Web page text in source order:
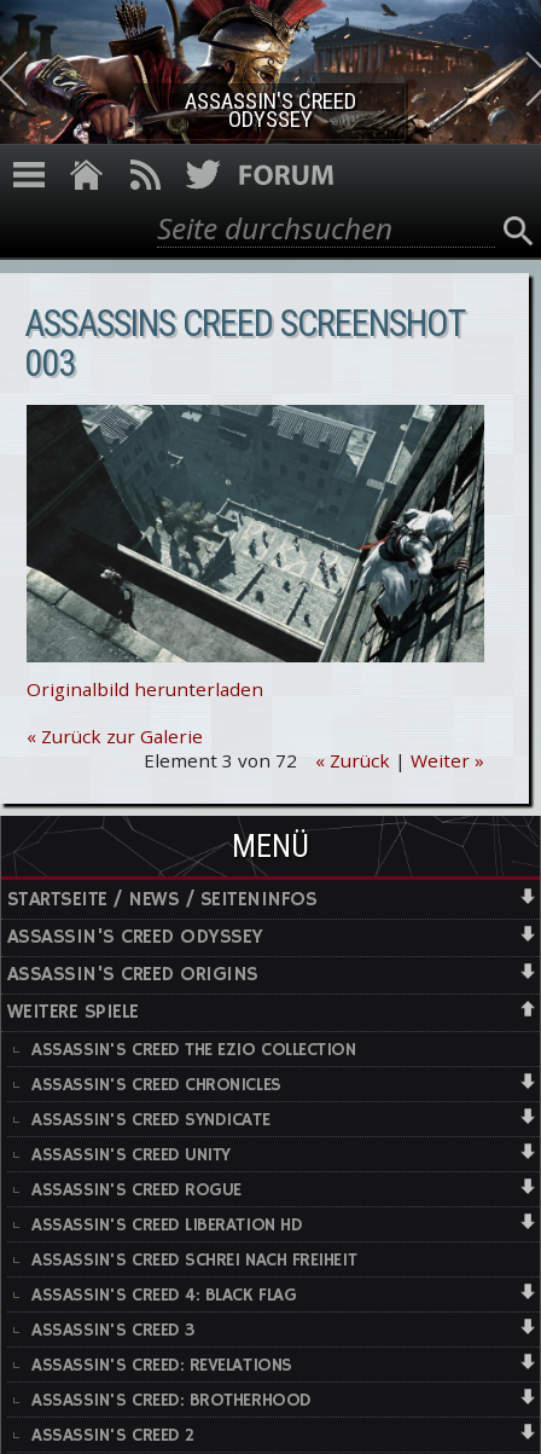
Direkt zum Inhalt
ASSASSIN'S CREED
ODYSSEY
Suchformular
Suche
ASSASSINS CREED SCREENSHOT
003
Originalbild herunterladen
« Zurück zur Galerie
Element 3 von 72
« Zurück| Weiter »
MENÜ
STARTSEITE / NEWS / SEITENINFOS
ASSASSIN'S CREED ODYSSEY
ASSASSIN'S CREED ORIGINS
WEITERE SPIELE
ASSASSIN'S CREED THE EZIO COLLECTION
ASSASSIN'S CREED CHRONICLES
ASSASSIN'S CREED SYNDICATE
ASSASSIN'S CREED UNITY
ASSASSIN'S CREED ROGUE
ASSASSIN'S CREED LIBERATION HD
ASSASSIN'S CREED SCHREI NACH FREIHEIT
ASSASSIN'S CREED 4: BLACK FLAG
ASSASSIN'S CREED 3
ASSASSIN'S CREED: REVELATIONS
ASSASSIN'S CREED: BROTHERHOOD
ASSASSIN'S CREED 2